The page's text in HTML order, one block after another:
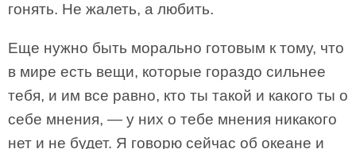
гонять. Не жалеть, а любить.
Еще нужно быть морально готовым к тому, что
в мире есть вещи, которые гораздо сильнее
тебя, и им все равно, кто ты такой и какого ты о
себе мнения, — у них о тебе мнения никакого
нет и не будет. Я говорю сейчас об океане и